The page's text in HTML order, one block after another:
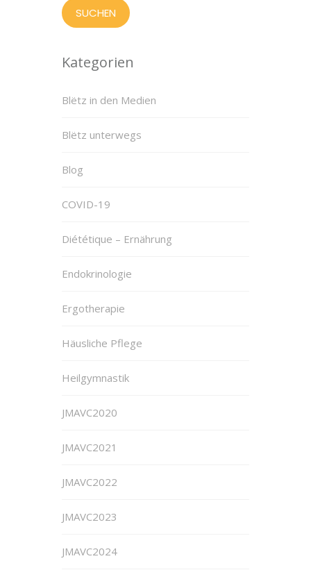
Kategorien
Blëtz in den Medien
Blëtz unterwegs
Blog
COVID-19
Diététique – Ernährung
Endokrinologie
Ergotherapie
Häusliche Pflege
Heilgymnastik
JMAVC2020
JMAVC2021
JMAVC2022
JMAVC2023
JMAVC2024